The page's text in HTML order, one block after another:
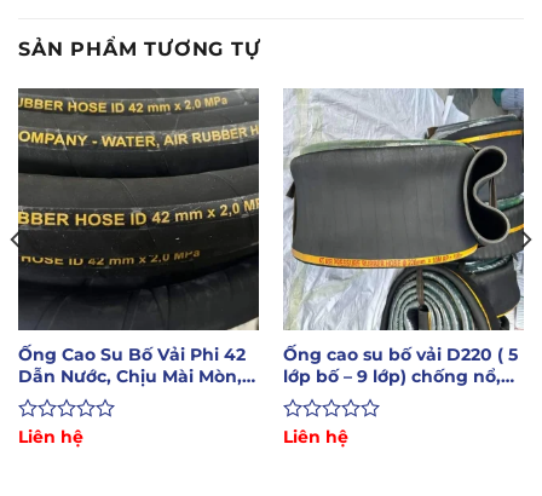
SẢN PHẨM TƯƠNG TỰ
Ống Cao Su Bố Vải Phi 42
Dẫn Nước, Chịu Mài Mòn,
Áp Lực Cao
Được
Liên hệ
Ống cao su bố vải D220 ( 5
lớp bố – 9 lớp) chống nổ,
xả bùn, cát
Được
Liên hệ